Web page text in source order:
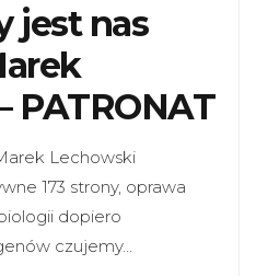
jest nas
PATRONAT
Lechowski
173 strony, oprawa
dopiero
czujemy…